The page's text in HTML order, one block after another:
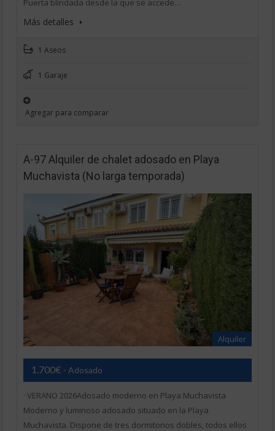
Puerta blindada desde la que se accede…
Más detalles
1 Aseos
1 Garaje
Agregar para comparar
A-97 Alquiler de chalet adosado en Playa
Muchavista (No larga temporada)
Alquiler
1.700€ - Adosado
· VERANO 2026Adosado moderno en Playa Muchavista
Moderno y luminoso adosado situado en la Playa
Muchavista. Dispone de tres dormitorios dobles, todos ellos